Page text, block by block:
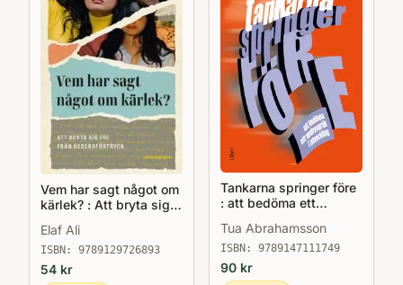
Vem har sagt något om
kärlek? : Att bryta sig
Elaf Ali
ISBN: 9789129726893
54 kr
Tankarna springer före
: att bedöma ett
Tua Abrahamsson
ISBN: 9789147111749
90 kr